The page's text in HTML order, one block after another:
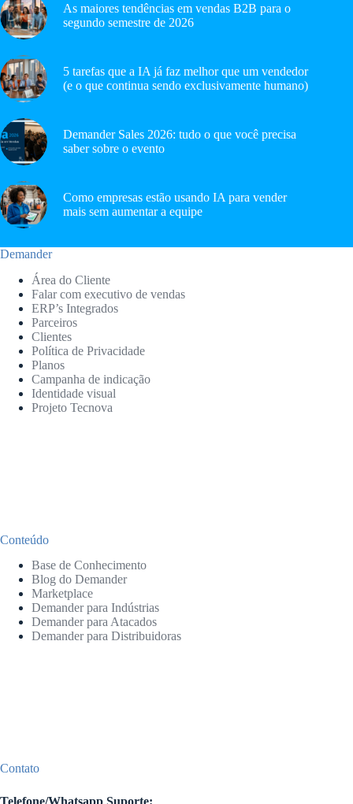
As maiores tendências em vendas B2B para o
segundo semestre de 2026
5 tarefas que a IA já faz melhor que um vendedor
(e o que continua sendo exclusivamente humano)
Demander Sales 2026: tudo o que você precisa
saber sobre o evento
Como empresas estão usando IA para vender
mais sem aumentar a equipe
Demander
Área do Cliente
Falar com executivo de vendas
ERP’s Integrados
Parceiros
Clientes
Política de Privacidade
Planos
Campanha de indicação
Identidade visual
Projeto Tecnova
Conteúdo
Base de Conhecimento
Blog do Demander
Marketplace
Demander para Indústrias
Demander para Atacados
Demander para Distribuidoras
Contato